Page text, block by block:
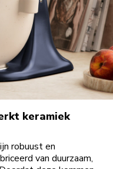
keramiek
robuust en
van duurzaam,